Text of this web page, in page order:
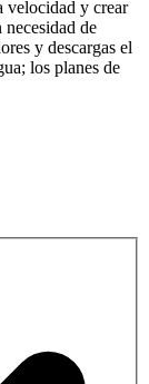
velocidad y crear
de
y descargas el
los planes de